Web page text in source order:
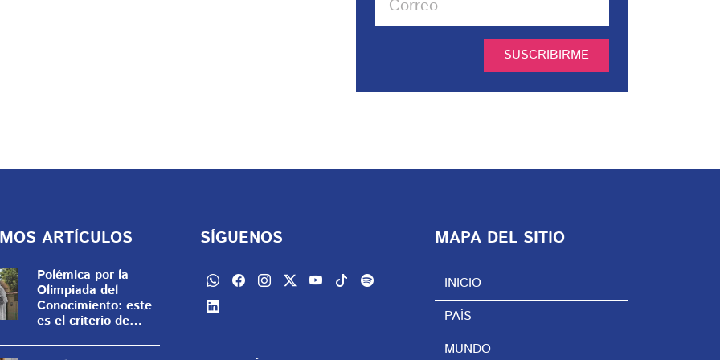
SUSCRIBIRME
ARTÍCULOS
Polémica por la
Olimpiada del
Conocimiento: este
es el criterio de
SÍGUENOS MAPA DEL SITIO
INICIO
PAÍS
MUNDO